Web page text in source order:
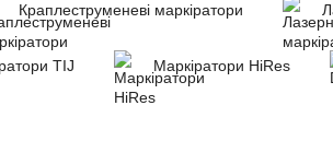
Краплеструменеві маркіратори
TIJ Маркіратори HiRes